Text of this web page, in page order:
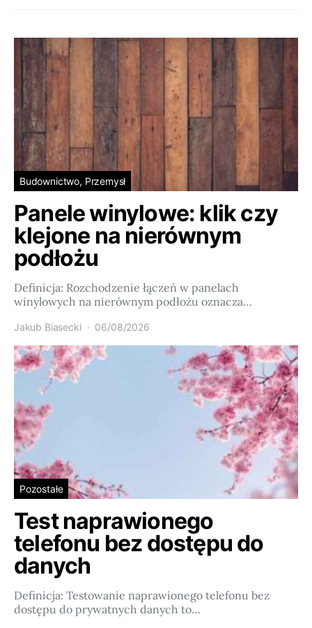
Budownictwo, Przemysł
Panele winylowe: klik czy
klejone na nierównym
podłożu
Definicja: Rozchodzenie łączeń w panelach
winylowych na nierównym podłożu oznacza…
Jakub Biasecki 06/08/2026
Pozostałe
Test naprawionego
telefonu bez dostępu do
danych
Definicja: Testowanie naprawionego telefonu bez
dostępu do prywatnych danych to…